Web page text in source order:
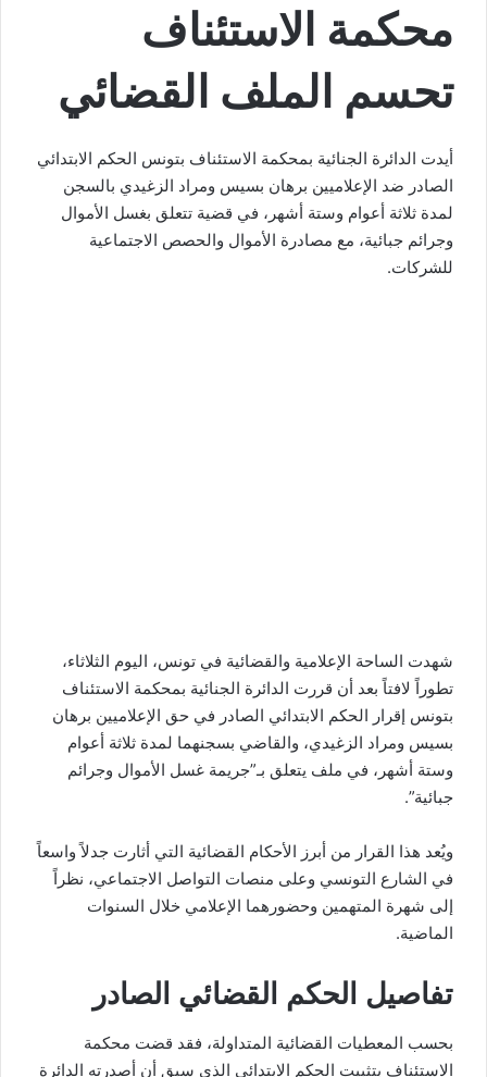
محكمة الاستئناف
تحسم الملف القضائي
أيدت الدائرة الجنائية بمحكمة الاستئناف بتونس الحكم الابتدائي
الصادر ضد الإعلاميين برهان بسيس ومراد الزغيدي بالسجن
لمدة ثلاثة أعوام وستة أشهر، في قضية تتعلق بغسل الأموال
وجرائم جبائية، مع مصادرة الأموال والحصص الاجتماعية
للشركات.
شهدت الساحة الإعلامية والقضائية في تونس، اليوم الثلاثاء،
تطوراً لافتاً بعد أن قررت الدائرة الجنائية بمحكمة الاستئناف
بتونس إقرار الحكم الابتدائي الصادر في حق الإعلاميين برهان
بسيس ومراد الزغيدي، والقاضي بسجنهما لمدة ثلاثة أعوام
وستة أشهر، في ملف يتعلق بـ”جريمة غسل الأموال وجرائم
جبائية”.
ويُعد هذا القرار من أبرز الأحكام القضائية التي أثارت جدلاً واسعاً
في الشارع التونسي وعلى منصات التواصل الاجتماعي، نظراً
إلى شهرة المتهمين وحضورهما الإعلامي خلال السنوات
الماضية.
تفاصيل الحكم القضائي الصادر
بحسب المعطيات القضائية المتداولة، فقد قضت محكمة
الاستئناف بتثبيت الحكم الابتدائي الذي سبق أن أصدرته الدائرة